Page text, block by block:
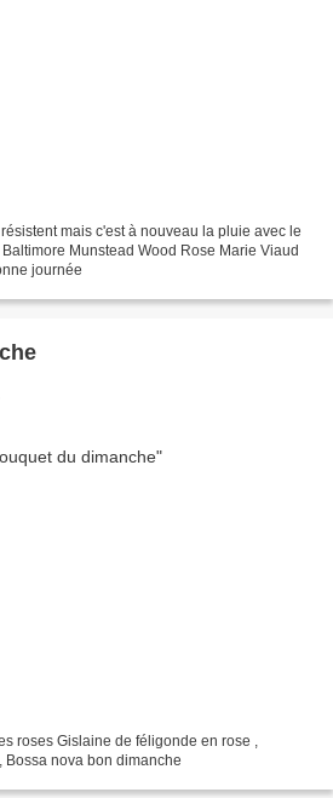
mais c'est à nouveau la pluie avec le
Munstead Wood Rose Marie Viaud
journée
roses Gislaine de féligonde en rose ,
nova bon dimanche